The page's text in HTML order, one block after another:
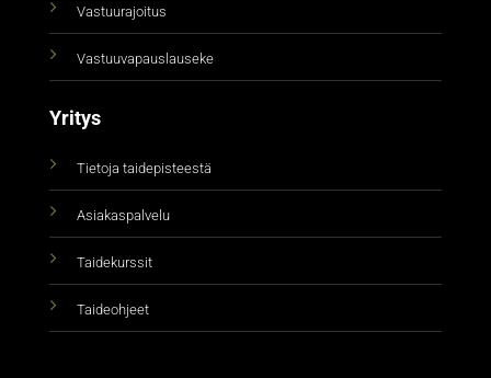
Vastuurajoitus
Vastuuvapauslauseke
Yritys
Tietoja taidepisteestä
Asiakaspalvelu
Taidekurssit
Taideohjeet